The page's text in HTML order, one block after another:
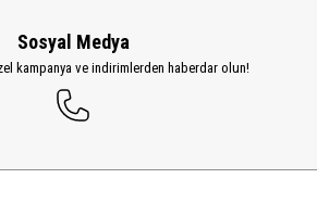
Sosyal Medya
kampanya ve indirimlerden haberdar olun!